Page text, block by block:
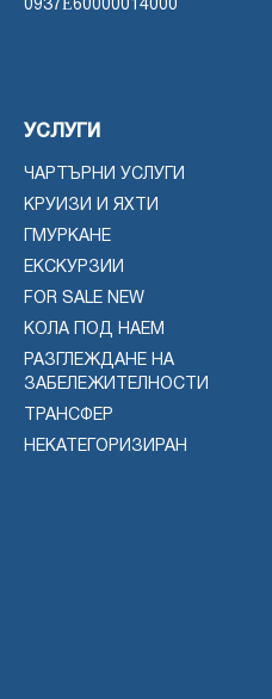
0937Ε60000014000
УСЛУГИ
ЧАРТЪРНИ УСЛУГИ
КРУИЗИ И ЯХТИ
ГМУРКАНЕ
ЕКСКУРЗИИ
FOR SALE NEW
КОЛА ПОД НАЕМ
РАЗГЛЕЖДАНЕ НА
ЗАБЕЛЕЖИТЕЛНОСТИ
ТРАНСФЕР
НЕКАТЕГОРИЗИРАН